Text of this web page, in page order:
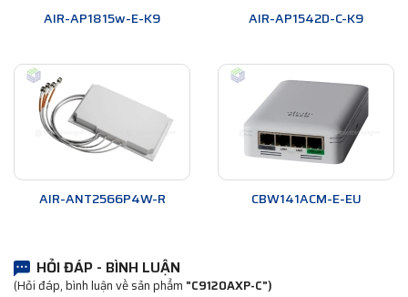
AIR-AP1815w-E-K9 AIR-AP1542D-C-K9
AIR-ANT2566P4W-R CBW141ACM-E-EU
HỎI ĐÁP - BÌNH LUẬN
(Hỏi đáp, bình luận về sản phẩm "C9120AXP-C")